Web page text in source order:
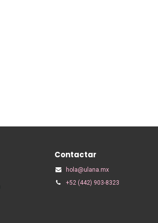
Contactar
hola@ulana.mx
+52 (442) 903-8323